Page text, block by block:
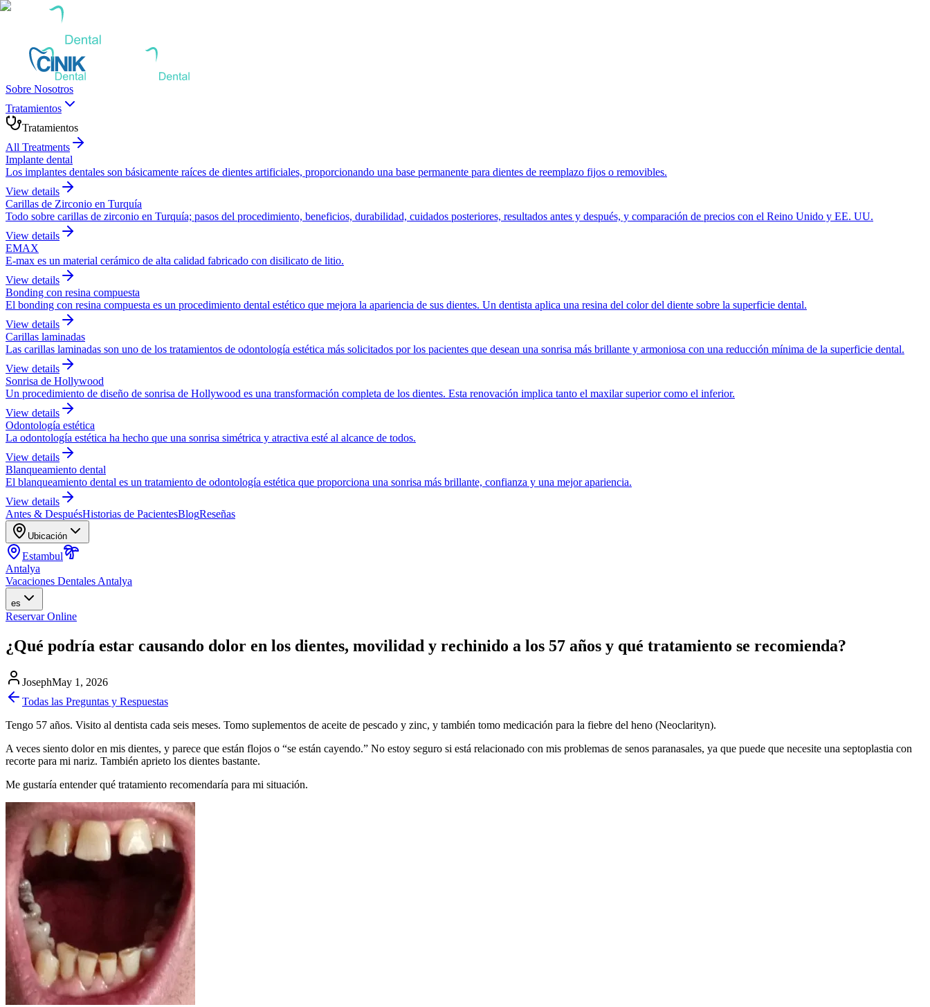
Sobre Nosotros
Tratamientos
Tratamientos
All Treatments
Implante dental
Los implantes dentales son básicamente raíces de dientes artificiales, proporcionando una base permanente para dientes de reemplazo fijos o removibles.
View details
Carillas de Zirconio en Turquía
Todo sobre carillas de zirconio en Turquía; pasos del procedimiento, beneficios, durabilidad, cuidados posteriores, resultados antes y después, y comparación de precios con el Reino Unido y EE. UU.
View details
EMAX
E-max es un material cerámico de alta calidad fabricado con disilicato de litio.
View details
Bonding con resina compuesta
El bonding con resina compuesta es un procedimiento dental estético que mejora la apariencia de sus dientes. Un dentista aplica una resina del color del diente sobre la superficie dental.
View details
Carillas laminadas
Las carillas laminadas son uno de los tratamientos de odontología estética más solicitados por los pacientes que desean una sonrisa más brillante y armoniosa con una reducción mínima de la superficie dental.
View details
Sonrisa de Hollywood
Un procedimiento de diseño de sonrisa de Hollywood es una transformación completa de los dientes. Esta renovación implica tanto el maxilar superior como el inferior.
View details
Odontología estética
La odontología estética ha hecho que una sonrisa simétrica y atractiva esté al alcance de todos.
View details
Blanqueamiento dental
El blanqueamiento dental es un tratamiento de odontología estética que proporciona una sonrisa más brillante, confianza y una mejor apariencia.
View details
Antes & DespuésHistorias de PacientesBlogReseñas
Ubicación
Estambul
Antalya
Vacaciones Dentales Antalya
es
Reservar Online
¿Qué podría estar causando dolor en los dientes, movilidad y rechinido a los 57 años y qué tratamiento se recomienda?
JosephMay 1, 2026
Todas las Preguntas y Respuestas
Tengo 57 años. Visito al dentista cada seis meses. Tomo suplementos de aceite de pescado y zinc, y también tomo medicación para la fiebre del heno (Neoclarityn).
A veces siento dolor en mis dientes, y parece que están flojos o “se están cayendo.” No estoy seguro si está relacionado con mis problemas de senos paranasales, ya que puede que necesite una septoplastia con
recorte para mi nariz. También aprieto los dientes bastante.
Me gustaría entender qué tratamiento recomendaría para mi situación.